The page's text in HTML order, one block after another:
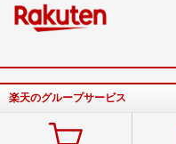
楽天のグループサービス